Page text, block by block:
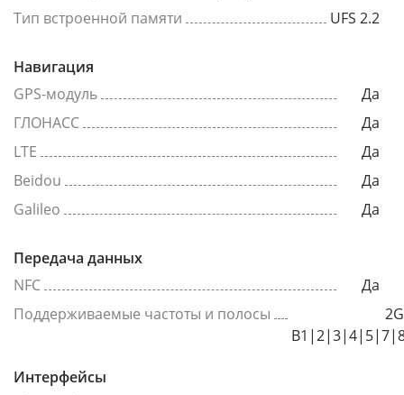
Тип встроенной памяти
UFS 2.2
Навигация
GPS-модуль
Да
ГЛОНАСС
Да
LTE
Да
Beidou
Да
Galileo
Да
Передача данных
NFC
Да
Поддерживаемые частоты и полосы
Интерфейсы